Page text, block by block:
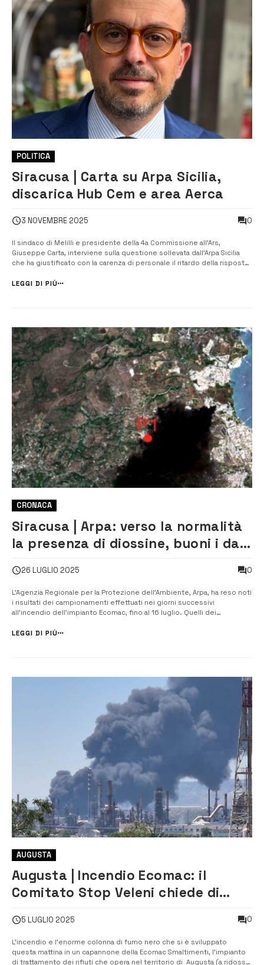
POLITICA
Siracusa | Carta su Arpa Sicilia,
discarica Hub Cem e area Aerca
3 NOVEMBRE 2025 0
Il sindaco di Melilli e presidente della 4a Commissione all’Ars,
Giuseppe Carta, interviene sulla questione sollevata dall’Arpa Sicilia
che ha giustificato con la carenza di personale il ritardo della risposta
Augusta. (leggi l’articolo) “Leggo con stupore le dichiarazioni di
LEGGI DI PIÙ
CRONACA
Siracusa | Arpa: verso la normalità
la presenza di diossine, buoni i dati
26 LUGLIO 2025 0
L’Agenzia Regionale per la Protezione dell’Ambiente, Arpa, ha reso noti
i risultati dei campionamenti effettuati nei giorni successivi
all’incendio dell’impianto Ecomac, fino al 16 luglio. Quelli dei
Cala la presenza di diossina e furani a Melilli, tornata nella normalità...
LEGGI DI PIÙ
AUGUSTA
Augusta | Incendio Ecomac: il
Comitato Stop Veleni chiede di
dell’Arpa
5 LUGLIO 2025 0
L’incendio e l’enorme colonna di fumo nero che si è sviluppato
questa mattina in un capannone della Ecomac Smaltimenti, l’impianto
di trattamento dei rifiuti che opera nel territorio di Augusta (a ridosso